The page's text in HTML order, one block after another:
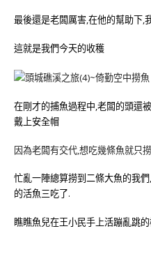
最後還是老闆厲害,在他的幫助下,
這就是我們今天的收穫
在剛才的捕魚過程中,老闆的頭還
戴上安全帽
因為老闆有交代,想吃幾條魚就只
忙亂一陣總算撈到二條大魚的我
的活魚三吃了.
瞧瞧魚兒在王小民手上活蹦亂跳